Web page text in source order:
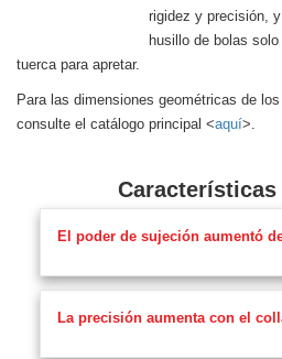
rigidez y precisión,
husillo de bolas
tuerca para apretar.
Para las dimensiones geométricas de
consulte el catálogo principal <aquí>.
Características
El poder de sujeción aumentó
La precisión aumenta con el